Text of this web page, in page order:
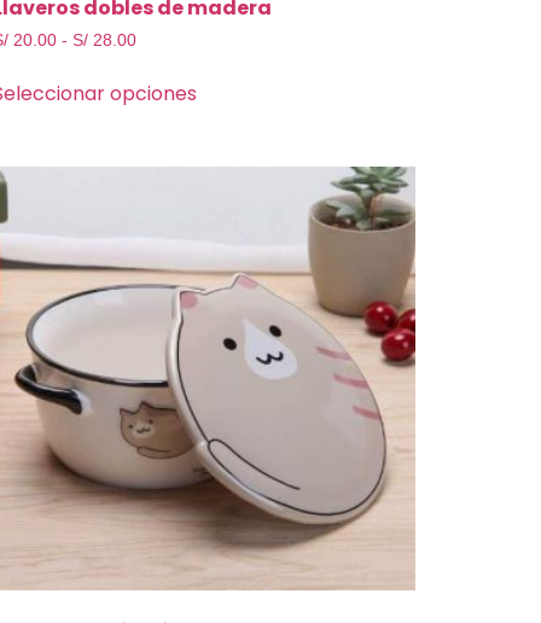
dobles de madera
20.00 - S/ 28.00
opciones